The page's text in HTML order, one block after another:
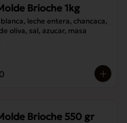
Brioche 1kg
leche entera, chancaca,
oliva, sal, azucar, masa
Brioche 550 gr